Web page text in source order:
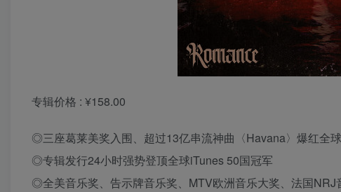
专辑价格 : ¥158.00
◎三座葛莱美奖入围、超过13亿串流神曲〈Havana〉爆红全
◎专辑发行24小时强势登顶全球iTunes 50国冠军
◎全美音乐奖、告示牌音乐奖、MTV欧洲音乐大奖、法国